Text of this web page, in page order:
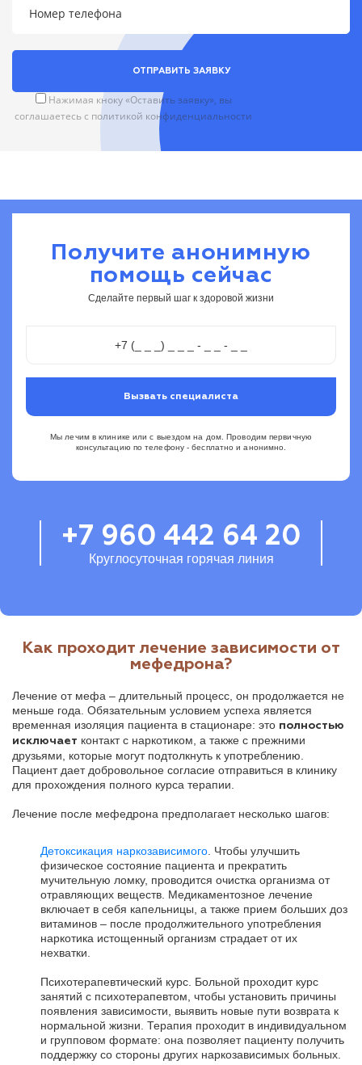
ОТПРАВИТЬ ЗАЯВКУ
Нажимая кноку «Оставить заявку», вы
соглашаетесь с политикой конфиденциальности
Получите анонимную
помощь сейчас
Сделайте первый шаг к здоровой жизни
Вызвать специалиста
Мы лечим в клинике или с выездом на дом. Проводим первичную
консультацию по телефону - бесплатно и анонимно.
+7 960 442 64 20
Круглосуточная горячая линия
Как проходит лечение зависимости от
мефедрона?
Лечение от мефа – длительный процесс, он продолжается не
меньше года. Обязательным условием успеха является
временная изоляция пациента в стационаре: это полностью
исключает контакт с наркотиком, а также с прежними
друзьями, которые могут подтолкнуть к употреблению.
Пациент дает добровольное согласие отправиться в клинику
для прохождения полного курса терапии.
Лечение после мефедрона предполагает несколько шагов:
Детоксикация наркозависимого . Чтобы улучшить
физическое состояние пациента и прекратить
мучительную ломку, проводится очистка организма от
отравляющих веществ. Медикаментозное лечение
включает в себя капельницы, а также прием больших доз
витаминов – после продолжительного употребления
наркотика истощенный организм страдает от их
нехватки.
Психотерапевтический курс. Больной проходит курс
занятий с психотерапевтом, чтобы установить причины
появления зависимости, выявить новые пути возврата к
нормальной жизни. Терапия проходит в индивидуальном
и групповом формате: она позволяет пациенту получить
поддержку со стороны других наркозависимых больных.